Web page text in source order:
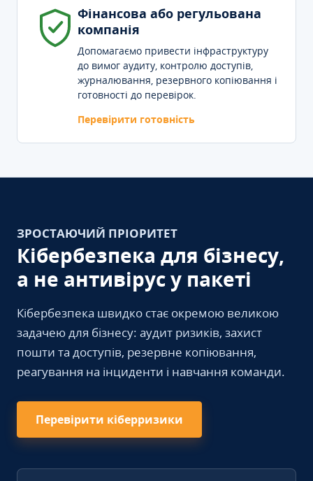
Фінансова або регульована
компанія
Допомагаємо привести інфраструктуру
до вимог аудиту, контролю доступів,
журналювання, резервного копіювання і
готовності до перевірок.
Перевірити готовність
ЗРОСТАЮЧИЙ ПРІОРИТЕТ
Кібербезпека для бізнесу,
а не антивірус у пакеті
Кібербезпека швидко стає окремою великою
задачею для бізнесу: аудит ризиків, захист
пошти та доступів, резервне копіювання,
реагування на інциденти і навчання команди.
Перевірити кіберризики